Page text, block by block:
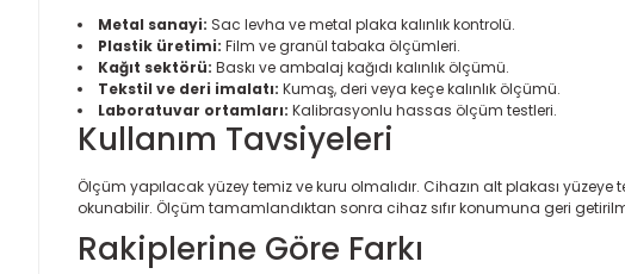
Metal sanayi: Sac levha ve metal plaka kalınlık kontrolü.
Plastik üretimi: Film ve granül tabaka ölçümleri.
Kağıt sektörü: Baskı ve ambalaj kağıdı kalınlık ölçümü.
Tekstil ve deri imalatı: Kumaş, deri veya keçe kalınlık ölçümü.
Laboratuvar ortamları: Kalibrasyonlu hassas ölçüm testleri.
Kullanım Tavsiyeleri
Ölçüm yapılacak yüzey temiz ve kuru olmalıdır. Cihazın alt plakası
okunabilir. Ölçüm tamamlandıktan sonra cihaz sıfır konumuna geri
Rakiplerine Göre Farkı